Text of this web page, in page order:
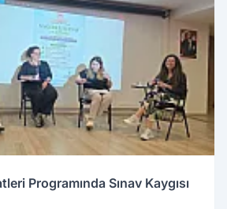
Programında Sınav Kaygısı